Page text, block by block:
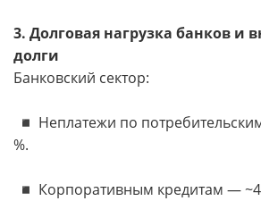
3. Долговая нагрузка банков и
долги
Банковский сектор:
◾️ Неплатежи по
%.
◾️ Корпоративным кредитам —